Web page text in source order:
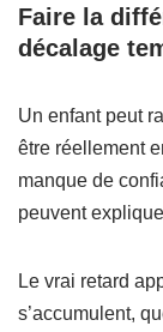
Faire la
décalage
Un enfant peut
être réellement
manque de
peuvent
Le vrai retard
s’accumulent,